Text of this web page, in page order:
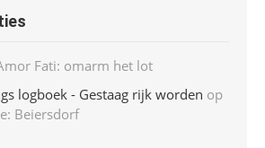
Fati: omarm het lot
logboek - Gestaag rijk worden op
Beiersdorf